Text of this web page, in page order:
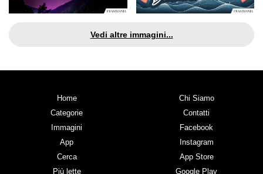
Vedi altre immagini...
Home
Categorie
Immagini
App
Cerca
Più lette
Chi Siamo
Contatti
Facebook
Instagram
App Store
Google Play